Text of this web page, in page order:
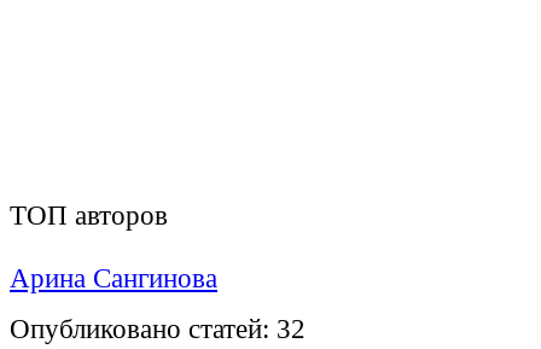
ТОП авторов
Арина Сангинова
Опубликовано статей: 32